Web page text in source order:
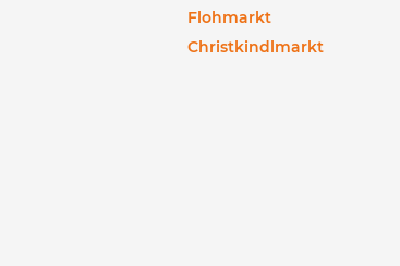
Flohmarkt
Christkindlmarkt